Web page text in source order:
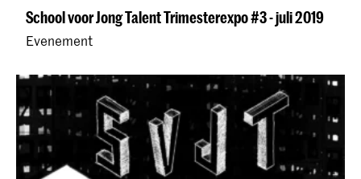
School voor Jong Talent Trimesterexpo #3 - juli 2019
Evenement